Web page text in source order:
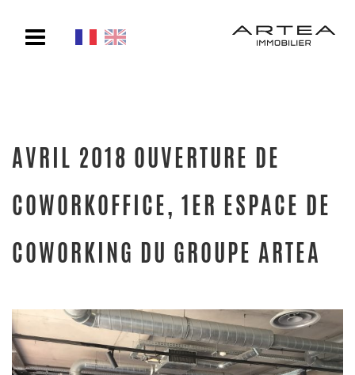
Toggle
AVRIL 2018 OUVERTURE DE
COWORKOFFICE, 1ER ESPACE DE
COWORKING DU GROUPE ARTEA